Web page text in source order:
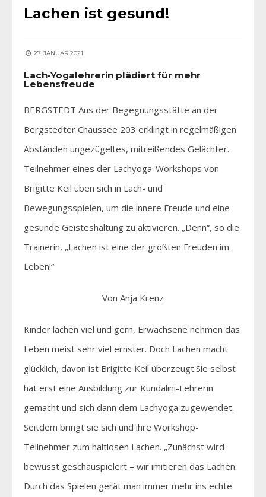
Lachen ist gesund!
27. JANUAR 2021
Lach-Yogalehrerin plädiert für mehr
Lebensfreude
BERGSTEDT Aus der Begegnungsstätte an der
Bergstedter Chaussee 203 erklingt in regelmäßigen
Abständen ungezügeltes, mitreißendes Gelächter.
Teilnehmer eines der Lachyoga-Workshops von
Brigitte Keil üben sich in Lach- und
Bewegungsspielen, um die innere Freude und eine
gesunde Geisteshaltung zu aktivieren. „Denn“, so die
Trainerin, „Lachen ist eine der größten Freuden im
Leben!“
Von Anja Krenz
Kinder lachen viel und gern, Erwachsene nehmen das
Leben meist sehr viel ernster. Doch Lachen macht
glücklich, davon ist Brigitte Keil überzeugt.Sie selbst
hat erst eine Ausbildung zur Kundalini-Lehrerin
gemacht und sich dann dem Lachyoga zugewendet.
Seitdem bringt sie sich und ihre Workshop-
Teilnehmer zum haltlosen Lachen. „Zunächst wird
bewusst geschauspielert – wir imitieren das Lachen.
Durch das Spielen gerät man immer mehr ins echte